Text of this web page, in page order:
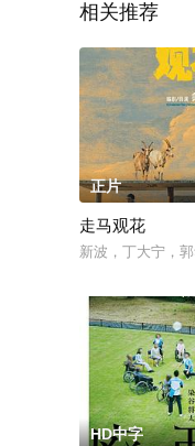
相关推荐
正片
走马观花
新波，丁大宁，
HD中字